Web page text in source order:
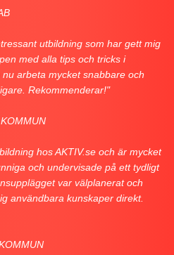
utbildning som har gett mig
med alla tips och tricks i
arbeta mycket snabbare och
Rekommenderar!"
hos AKTIV.se och är mycket
och undervisade på ett tydligt
var välplanerat och
användbara kunskaper direkt.